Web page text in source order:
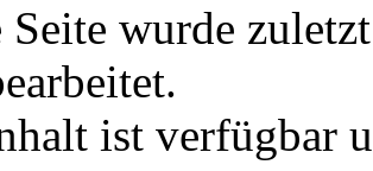
Seite wurde
ist verfügbar